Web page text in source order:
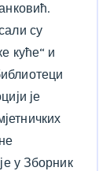
су
куће“ и
је
у Зборник